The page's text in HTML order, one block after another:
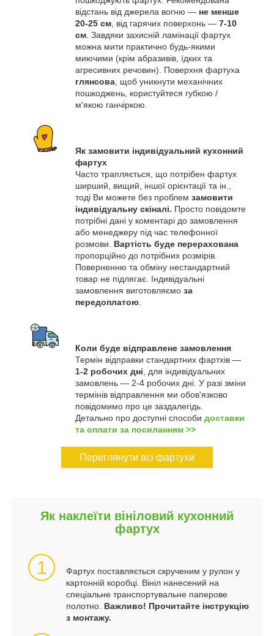
відстань від джерела вогню — не менше
20-25 см, від гарячих поверхонь — 7-10
см. Завдяки захисній ламінації фартух
можна мити практично будь-якими
миючими (крім абразивів, їдких та
агресивних речовин). Поверхня фартуха
глянсова, щоб уникнути механічних
пошкоджень, користуйтеся губкою /
м'якою ганчіркою.
Як замовити індивідуальний кухонний
фартух
Часто трапляється, що потрібен фартух
ширший, вищий, іншої орієнтації та ін.,
тоді Ви можете без проблем замовити
індивідуальну скіналі. Просто повідомте
потрібні дані у коментарі до замовлення
або менеджеру під час телефонної
розмови. Вартість буде перерахована
пропорційно до потрібних розмірів.
Поверненню та обміну нестандартний
товар не підлягає. Індивідуальні
замовлення виготовляємо за
передоплатою.
Коли буде відправлене замовлення
Термін відправки стандартних фартхів —
1-2 робочих дні, для індивідуальних
замовлень — 2-4 робочих дні. У разі зміни
термінів відправлення ми обов'язково
повідомимо про це заздалегідь.
Детально про доступні способи доставки
та оплати за посиланням >>
Переглянути всі фартухи
Як наклеїти вініловий кухонний
фартух
1
Фартух поставляється скрученим у рулон у
картонній коробці. Вініл нанесений на
спеціальне транспортувальне паперове
полотно. Важливо! Прочитайте інструкцію
з монтажу.